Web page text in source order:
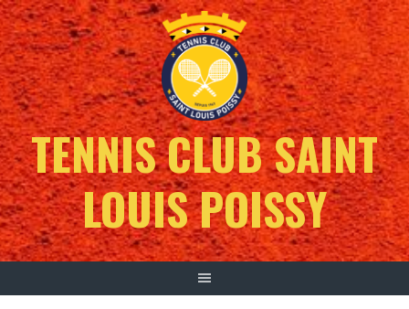
TENNIS CLUB SAINT
LOUIS POISSY